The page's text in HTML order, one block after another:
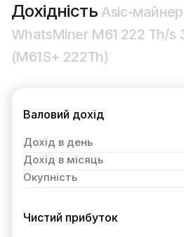
ДохідністьAsic-
WhatsMiner M61 222 Th/s
(M61S+ 222Th)
Валовий дохід
Дохід в день
Дохід в місяць
Окупність
Чистий прибуток